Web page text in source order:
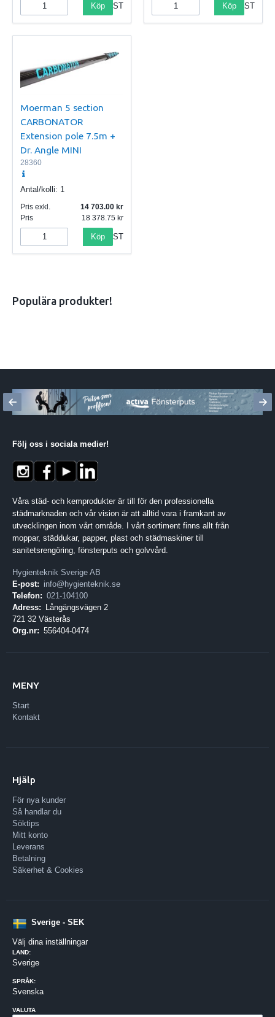
Köp ST Köp ST
Moerman 5 section
CARBONATOR
Extension pole 7.5m +
Dr. Angle MINI
28360
Antal/kolli: 1
Pris exkl.
14 703.00
Pris
18 378.75
Köp ST
Populära produkter!
Följ oss i sociala medier!
Våra städ- och kemprodukter är till för den professionella
städmarknaden och vår vision är att alltid vara i framkant av
utvecklingen inom vårt område. I vårt sortiment finns allt från
moppar, städdukar, papper, plast och städmaskiner till
sanitetsrengöring, fönsterputs och golvvård.
Hygienteknik Sverige AB
E-post: info@hygienteknik.se
Telefon: 021-104100
Adress:
Långängsvägen 2
721 32 Västerås
Org.nr: 556404-0474
MENY
Start
Kontakt
Hjälp
För nya kunder
Så handlar du
Söktips
Mitt konto
Leverans
Betalning
Säkerhet & Cookies
Sverige - SEK
Välj dina inställningar
LAND:
Sverige
SPRÅK:
Svenska
VALUTA